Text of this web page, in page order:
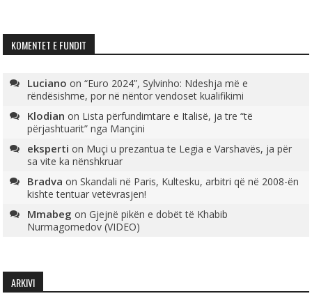
KOMENTET E FUNDIT
Luciano on“Euro 2024”, Sylvinho: Ndeshja më e
rëndësishme, por në nëntor vendoset kualifikimi
Klodian on Lista përfundimtare e Italisë, ja tre “të
përjashtuarit” nga Mançini
eksperti on Muçi u prezantua te Legia e Varshavës, ja për
sa vite ka nënshkruar
Bradva onSkandali në Paris, Kultesku, arbitri që në 2008-ën
kishte tentuar vetëvrasjen!
Mmabeg onGjejnë pikën e dobët të Khabib
Nurmagomedov (VIDEO)
ARKIVI